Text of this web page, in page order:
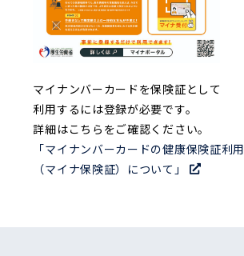
マイナンバーカードを保険証として
利用するには登録が必要です。
詳細はこちらをご確認ください。
「マイナンバーカードの健康保険証利用
（マイナ保険証）について」